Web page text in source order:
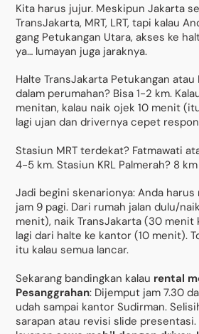
Kita harus jujur. Meskipun Jakarta
TransJakarta, MRT, LRT, tapi kalau
gang Petukangan Utara, akses ke
ya… lumayan juga jaraknya.
Halte TransJakarta Petukangan atau
dalam perumahan? Bisa 1-2 km.
menitan, kalau naik ojek 10 menit
lagi ujan dan drivernya cepet
Stasiun MRT terdekat? Fatmawati
4-5 km. Stasiun KRL Palmerah? 8 km
Jadi begini skenarionya: Anda
jam 9 pagi. Dari rumah jalan dulu/
menit), naik TransJakarta (30 menit
lagi dari halte ke kantor (10 menit).
itu kalau semua lancar.
Sekarang bandingkan kalau rental
Pesanggrahan: Dijemput jam 7.30
udah sampai kantor Sudirman.
sarapan atau revisi slide presentasi.